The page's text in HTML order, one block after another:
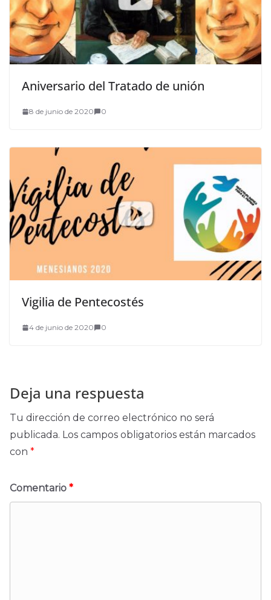
Aniversario del Tratado de unión
8 de junio de 2020 0
Vigilia de Pentecostés
4 de junio de 2020 0
Deja una respuesta
Tu dirección de correo electrónico no será
publicada. Los campos obligatorios están marcados
con *
Comentario *